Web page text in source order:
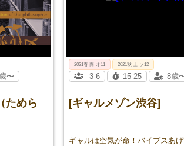
ためら
〜
[ギャルメゾン渋谷]
ギャルは空気が命！バイブスあ
2021春 両-オ11 2021秋 土-ソ12
3-6 15-25 8歳